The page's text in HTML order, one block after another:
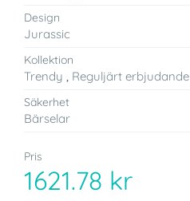
Design
Jurassic
Kollektion
Trendy Reguljärt erbjudande
Säkerhet
Bärselar
Pris
1621.78 kr